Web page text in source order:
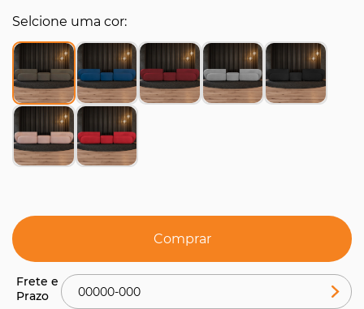
Selcione uma cor
Comprar